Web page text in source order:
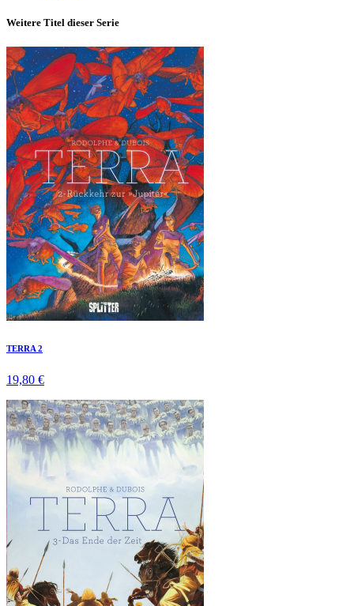
Weitere Titel dieser Serie
TERRA 2
19,80 €